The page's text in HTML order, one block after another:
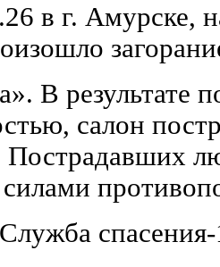
в г. Амурске,
В результате
салон